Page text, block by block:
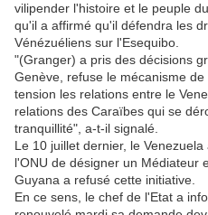
vilipender l'histoire et le peuple
qu'il a affirmé qu'il défendra les
Vénézuéliens sur l'Esequibo.
"(Granger) a pris des décisions
Genève, refuse le mécanisme
tension les relations entre le
relations des Caraïbes qui se
tranquillité", a-t-il signalé.
Le 10 juillet dernier, le
l'ONU de désigner un Médiateur
Guyana a refusé cette initiative.
En ce sens, le chef de l'Etat a